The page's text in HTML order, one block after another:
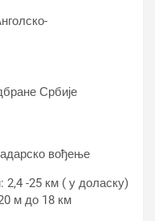
Србије
вођење
-25 км ( у доласку)
м до 18 км